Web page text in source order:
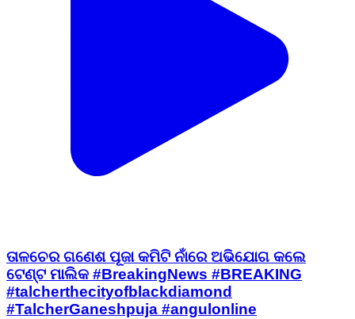
ତାଳଚେର ଗଣେଶ ପୂଜା କମିଟି ନାଁରେ ଅଭିଯୋଗ କଲେ
ଟେଣ୍ଟ ମାଲିକ #BreakingNews #BREAKING
#talcherthecityofblackdiamond
#TalcherGaneshpuja #angulonline